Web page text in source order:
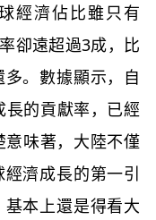
濟佔比雖只有
卻遠超過3成，比
。數據顯示，自
的貢獻率，已經
味著，大陸不僅
濟成長的第一引
本上還是得看大